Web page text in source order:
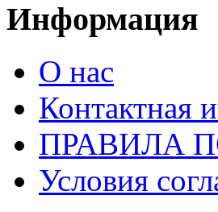
Информация
О нас
Контактная
ПРАВИЛА
Условия